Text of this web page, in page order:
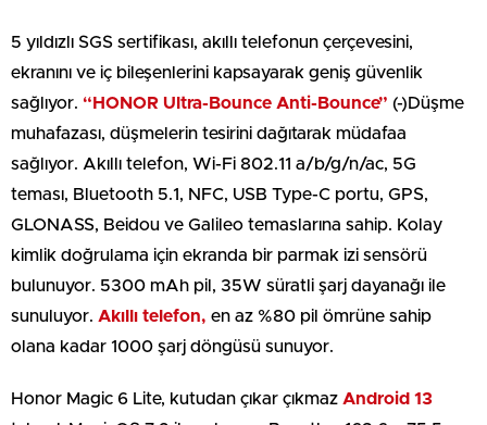
5 yıldızlı SGS sertifikası, akıllı telefonun çerçevesini,
ekranını ve iç bileşenlerini kapsayarak geniş güvenlik
sağlıyor. “HONOR Ultra-Bounce Anti-Bounce” (-)Düşme
muhafazası, düşmelerin tesirini dağıtarak müdafaa
sağlıyor. Akıllı telefon, Wi-Fi 802.11 a/b/g/n/ac, 5G
teması, Bluetooth 5.1, NFC, USB Type-C portu, GPS,
GLONASS, Beidou ve Galileo temaslarına sahip. Kolay
kimlik doğrulama için ekranda bir parmak izi sensörü
bulunuyor. 5300 mAh pil, 35W süratli şarj dayanağı ile
sunuluyor. Akıllı telefon, en az %80 pil ömrüne sahip
olana kadar 1000 şarj döngüsü sunuyor.
Honor Magic 6 Lite, kutudan çıkar çıkmaz Android 13